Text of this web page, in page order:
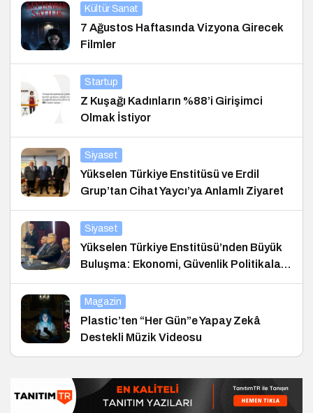
Kültür Sanat
7 Ağustos Haftasında Vizyona Girecek
Filmler
Startup
Z Kuşağı Kadınların %88’i Girişimci
Olmak İstiyor
Siyaset
Yükselen Türkiye Enstitüsü ve Erdil
Grup’tan Cihat Yaycı’ya Anlamlı Ziyaret
Siyaset
Yükselen Türkiye Enstitüsü’nden Büyük
Buluşma: Ekonomi, Güvenlik Politikaları
ve Hukuk Konferansı
Magazin
Plastic’ten “Her Gün”e Yapay Zekâ
Destekli Müzik Videosu